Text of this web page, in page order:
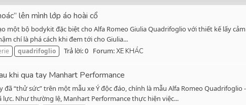
lên mình lớp áo hoài cổ
một bộ bodykit đặc biệt cho Alfa Romeo Giulia Quadrifoglio với thiết kế lấy
chí là phá cách khi đem tới cho Giulia...
quadrifoglio Trả lời: 0 Forum:XE KHÁC
khi qua tay Manhart Performance
“thử sức” trên một mẫu xe Ý độc đáo, chính là mẫu Alfa Romeo Quadrifoglio
Như thường lệ, Manhart Performance thực hiện việc...